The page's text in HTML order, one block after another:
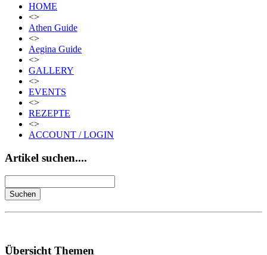
HOME
<>
Athen Guide
<>
Aegina Guide
<>
GALLERY
<>
EVENTS
<>
REZEPTE
<>
ACCOUNT / LOGIN
Artikel suchen....
Übersicht Themen